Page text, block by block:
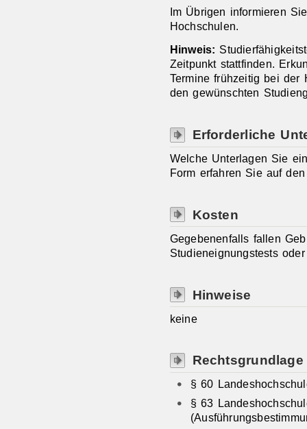
Im Übrigen informieren
Hochschulen.
Hinweis:
Zeitpunkt stattfinden.
Termine frühzeitig bei der
den gewünschten
Erforderliche
Welche Unterlagen Sie
Form erfahren Sie auf
Kosten
Gegebenenfalls fallen
Studieneignungstests
Hinweise
keine
Rechtsgrundlage
§ 60
§ 63